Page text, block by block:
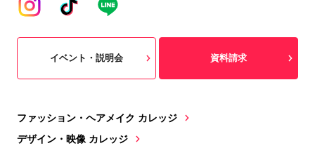
ファッション・ヘアメイク カレッジ
デザイン・映像 カレッジ
イベント・説明会 資料請求